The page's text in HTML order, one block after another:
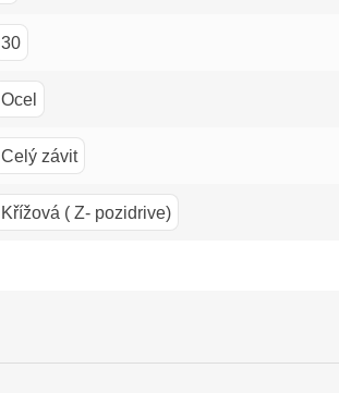
30
Ocel
Celý závit
Křížová ( Z- pozidrive)